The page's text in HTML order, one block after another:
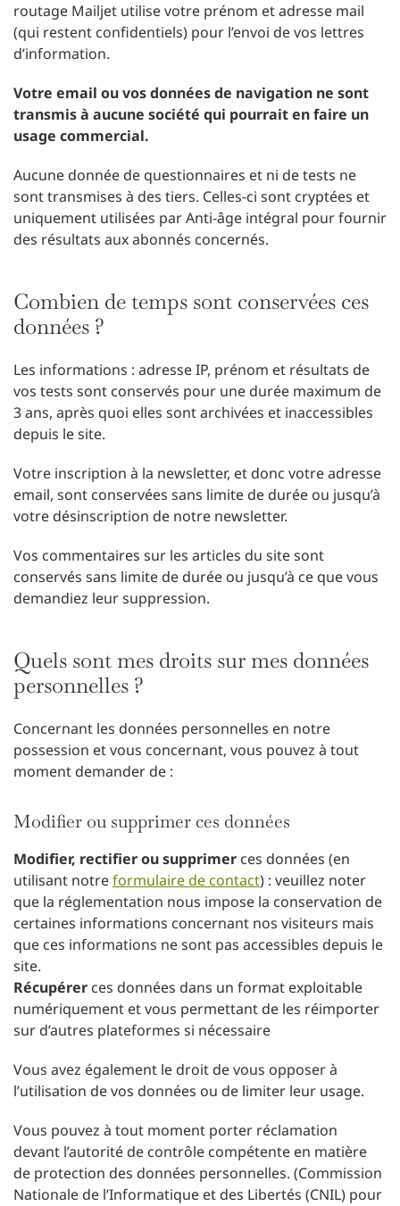
routage Mailjet utilise votre prénom et adresse mail
(qui restent confidentiels) pour l’envoi de vos lettres
d’information.
Votre email ou vos données de navigation ne sont
transmis à aucune société qui pourrait en faire un
usage commercial.
Aucune donnée de questionnaires et ni de tests ne
sont transmises à des tiers. Celles-ci sont cryptées et
uniquement utilisées par Anti-âge intégral pour fournir
des résultats aux abonnés concernés.
Combien de temps sont conservées ces
données ?
Les informations : adresse IP, prénom et résultats de
vos tests sont conservés pour une durée maximum de
3 ans, après quoi elles sont archivées et inaccessibles
depuis le site.
Votre inscription à la newsletter, et donc votre adresse
email, sont conservées sans limite de durée ou jusqu’à
votre désinscription de notre newsletter.
Vos commentaires sur les articles du site sont
conservés sans limite de durée ou jusqu’à ce que vous
demandiez leur suppression.
Quels sont mes droits sur mes données
personnelles ?
Concernant les données personnelles en notre
possession et vous concernant, vous pouvez à tout
moment demander de :
Modifier ou supprimer ces données
Modifier, rectifier ou supprimer ces données (en
utilisant notreformulaire de contact) : veuillez noter
que la réglementation nous impose la conservation de
certaines informations concernant nos visiteurs mais
que ces informations ne sont pas accessibles depuis le
site.
Récupérer ces données dans un format exploitable
numériquement et vous permettant de les réimporter
sur d’autres plateformes si nécessaire
Vous avez également le droit de vous opposer à
l’utilisation de vos données ou de limiter leur usage.
Vous pouvez à tout moment porter réclamation
devant l’autorité de contrôle compétente en matière
de protection des données personnelles. (Commission
Nationale de l’Informatique et des Libertés (CNIL) pour